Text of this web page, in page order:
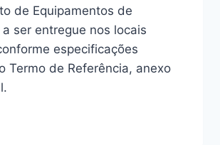
de Equipamentos de
ser entregue nos locais
especificações
Termo de Referência, anexo